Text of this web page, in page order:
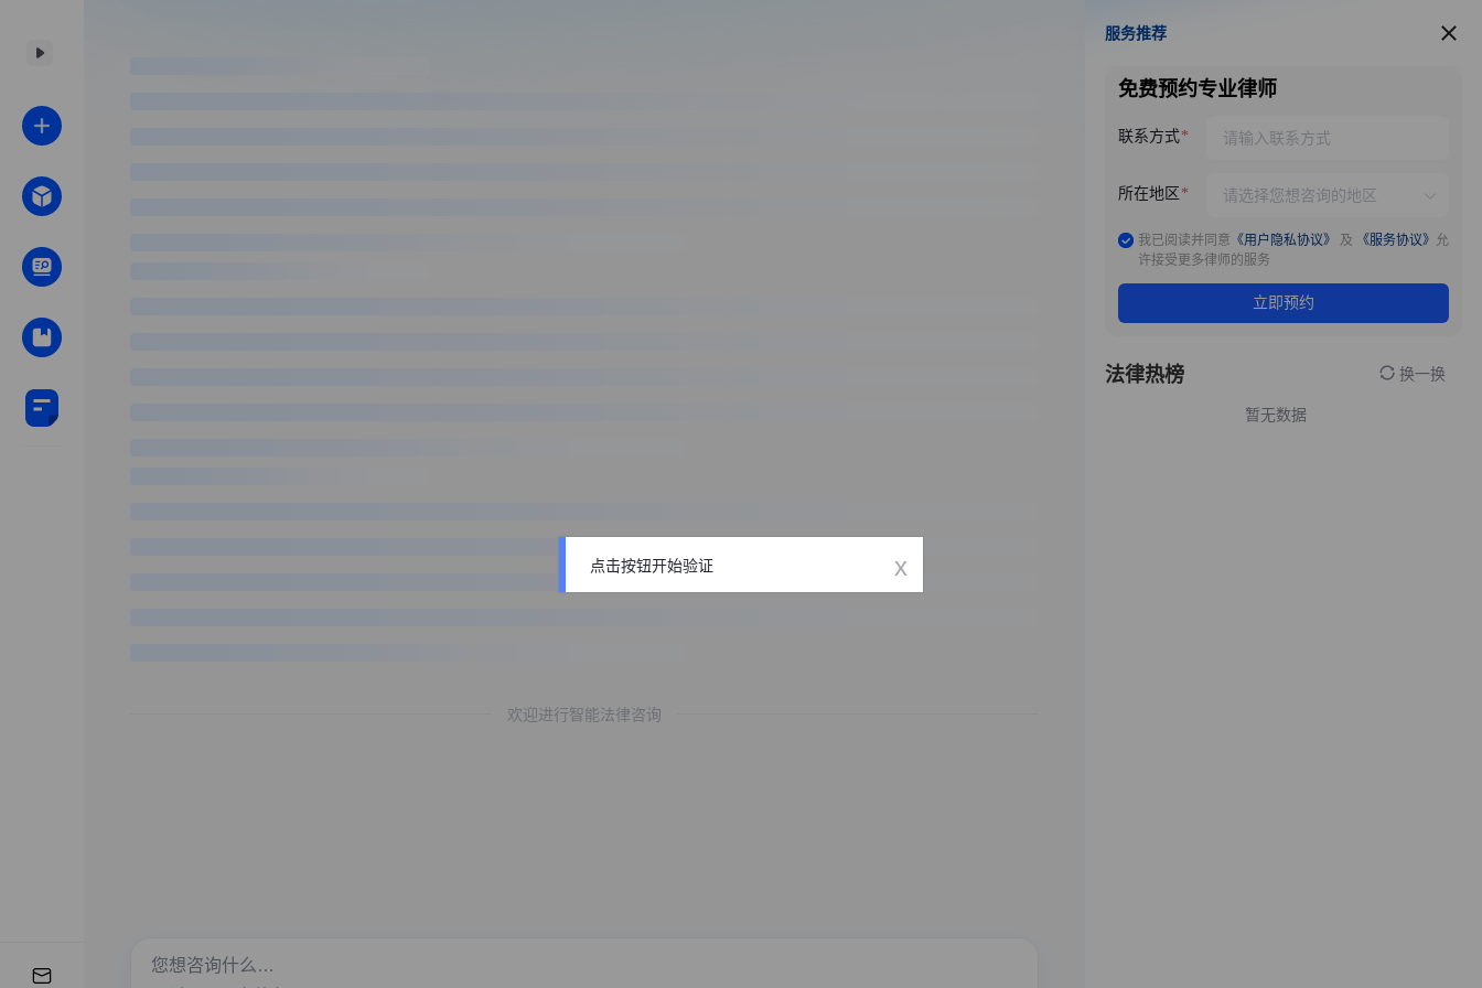
欢迎进行智能法律咨询
服务推荐
服务推荐
免费预约专业律师
联系方式
所在地区
我已阅读并同意 《用户隐私协议》 及 《服务协议》 允
许接受更多律师的服务
立即预约
法律热榜 换一换
暂无数据
点击按钮开始验证 x